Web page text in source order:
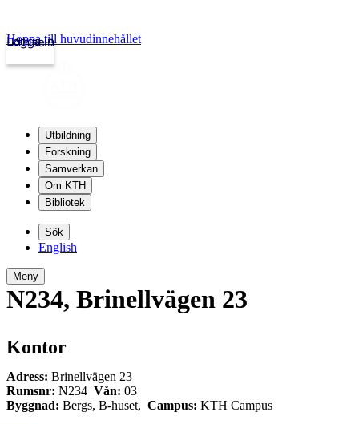
kth.se
Logga in
Hoppa till huvudinnehållet
Utbildning
Forskning
Samverkan
Om KTH
Bibliotek
Sök
English
Meny
N234, Brinellvägen 23
Kontor
Adress: Brinellvägen 23
Rumsnr: N234 Vån: 03
Byggnad: Bergs, B-huset, Campus: KTH Campus